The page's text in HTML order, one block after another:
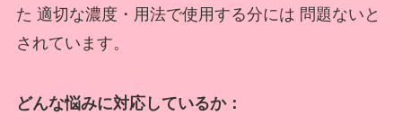
た 適切な濃度・用法で使用する分には 問題ないと
されています。
どんな悩みに対応しているか：